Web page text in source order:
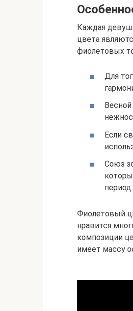
Каждая
цвета
фиолетовых
Для
Если
Союз
период.
Фиолетовый
нравится
композиции
имеет массу